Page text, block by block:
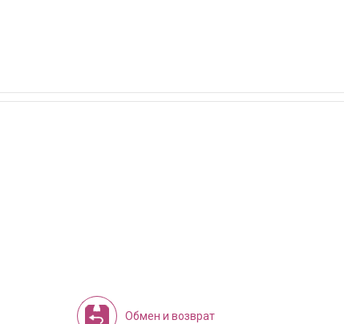
Обмен и возврат